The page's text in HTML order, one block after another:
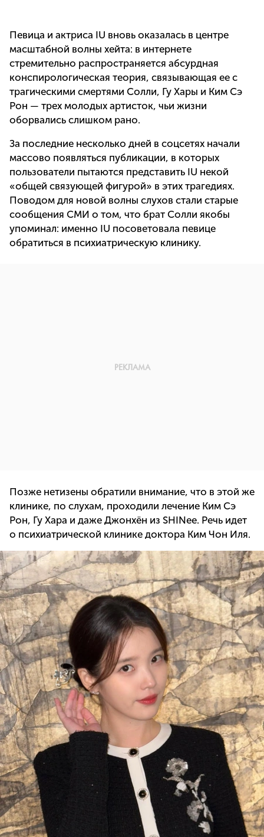
Певица и актриса IU вновь оказалась в центре
масштабной волны хейта: в интернете
стремительно распространяется абсурдная
конспирологическая теория, связывающая ее с
трагическими смертями Солли, Гу Хары и Ким Сэ
Рон — трех молодых артисток, чьи жизни
оборвались слишком рано.
За последние несколько дней в соцсетях начали
массово появляться публикации, в которых
пользователи пытаются представить IU некой
«общей связующей фигурой» в этих трагедиях.
Поводом для новой волны слухов стали старые
сообщения СМИ о том, что брат Солли якобы
упоминал: именно IU посоветовала певице
обратиться в психиатрическую клинику.
Позже нетизены обратили внимание, что в этой же
клинике, по слухам, проходили лечение Ким Сэ
Рон, Гу Хара и даже Джонхён из SHINee. Речь идет
о психиатрической клинике доктора Ким Чон Иля.